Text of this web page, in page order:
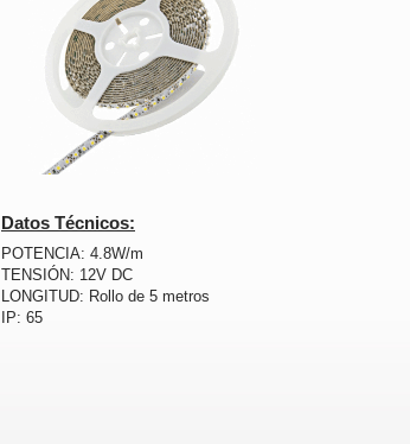
Datos Técnicos:
POTENCIA: 4.8W/m
TENSIÓN: 12V DC
LONGITUD: Rollo de 5 metros
IP: 65